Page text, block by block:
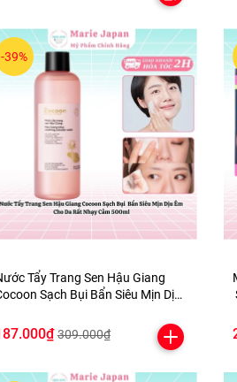
-39%
Tẩy Trang Sen Hậu Giang
Sạch Bụi Bẩn Siêu Mịn Dịu
309.000₫